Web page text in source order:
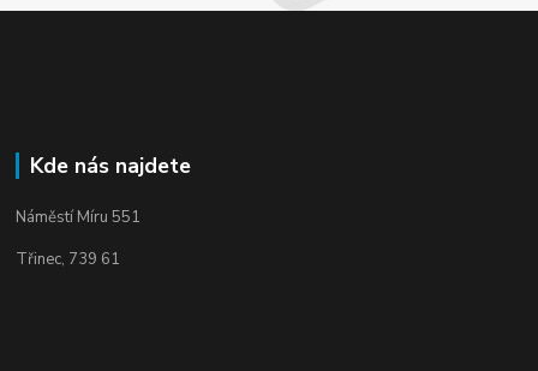
Kde nás najdete
Náměstí Míru 551
Třinec, 739 61